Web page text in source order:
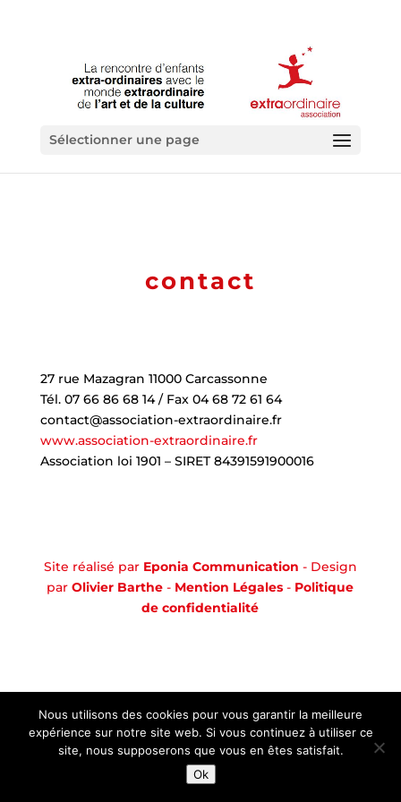
Sélectionner une page
contact
27 rue Mazagran 11000 Carcassonne
Tél. 07 66 86 68 14 / Fax 04 68 72 61 64
contact@association-extraordinaire.fr
www.association-extraordinaire.fr
Association loi 1901 – SIRET 84391591900016
Site réalisé par Eponia Communication - Design
par Olivier Barthe - Mention Légales - Politique
de confidentialité
Nous utilisons des cookies pour vous garantir la meilleure
expérience sur notre site web. Si vous continuez à utiliser ce
site, nous supposerons que vous en êtes satisfait.
Ok